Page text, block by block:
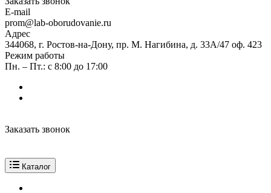
E-mail
prom@lab-oborudovanie.ru
Адрес
344068, г. Ростов-на-Дону, пр. М. Нагибина, д. 33А/47 оф. 423
Режим работы
Пн. – Пт.: с 8:00 до 17:00
Заказать звонок
Каталог